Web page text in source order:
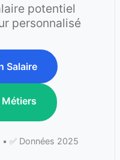
potentiel
personnalisé
Salaire
• ✅ Données 2025